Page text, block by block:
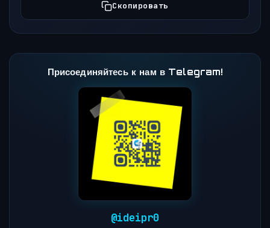
Скопировать
Присоединяйтесь к нам в Telegram!
@ideipr0